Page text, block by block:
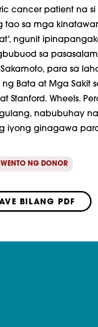
cancer patient na
tao sa mga
ngunit
sa
Sakamoto, para sa
ng Bata at Mga Sakit
at Stanford. Wheels.
nabubuhay
iyong ginagawa
NG DONOR
BILANG PDF